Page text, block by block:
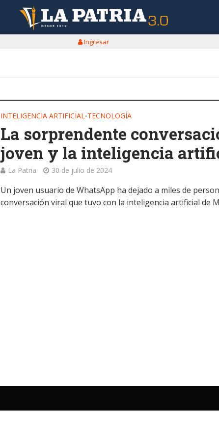
Ingresar
INTELIGENCIA ARTIFICIAL•TECNOLOGÍA
La sorprendente
joven y la inteligencia
La Patria 30 de julio de 2024
Un joven usuario de WhatsApp ha dejado a miles de
conversación viral que tuvo con la inteligencia artificial de